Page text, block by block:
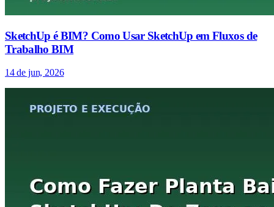
SketchUp é BIM? Como Usar SketchUp em Fluxos de
Trabalho BIM
14 de jun, 2026